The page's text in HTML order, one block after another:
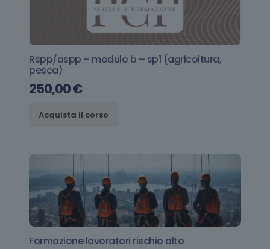
Rspp/aspp – modulo b – sp1 (agricoltura,
pesca)
250,00€
Acquista il corso
Formazione lavoratori rischio alto